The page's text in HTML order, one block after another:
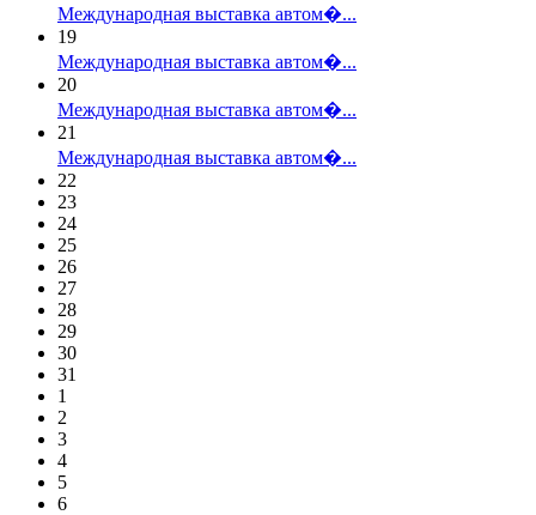
Международная выставка автом�...
19
Международная выставка автом�...
20
Международная выставка автом�...
21
Международная выставка автом�...
22
23
24
25
26
27
28
29
30
31
1
2
3
4
5
6